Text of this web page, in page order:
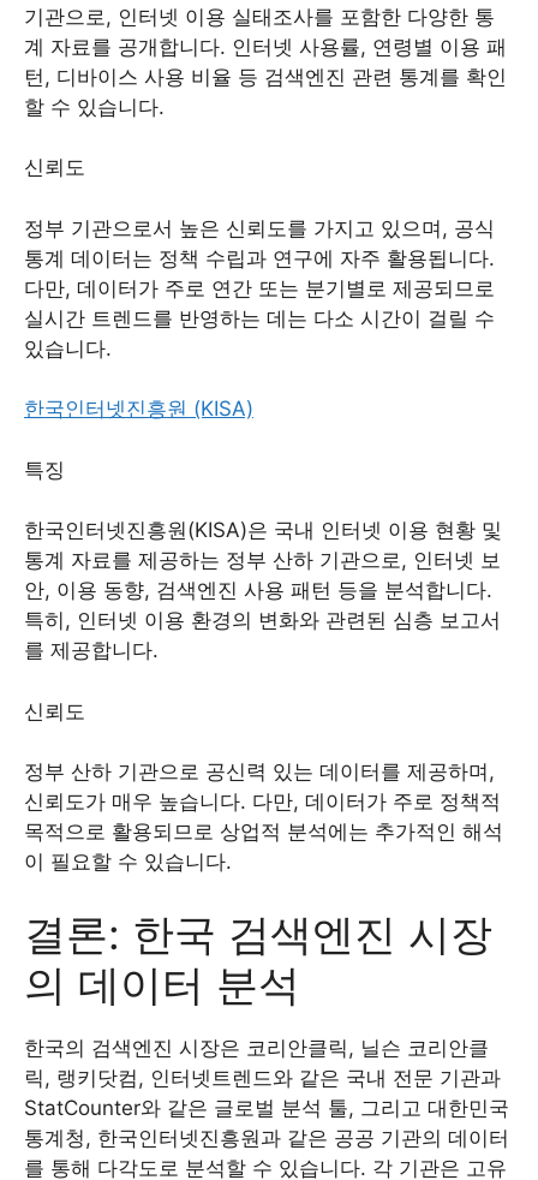
기관으로, 인터넷 이용 실태조사를 포함한 다양한 통
계 자료를 공개합니다. 인터넷 사용률, 연령별 이용 패
턴, 디바이스 사용 비율 등 검색엔진 관련 통계를 확인
할 수 있습니다.
신뢰도
정부 기관으로서 높은 신뢰도를 가지고 있으며, 공식
통계 데이터는 정책 수립과 연구에 자주 활용됩니다.
다만, 데이터가 주로 연간 또는 분기별로 제공되므로
실시간 트렌드를 반영하는 데는 다소 시간이 걸릴 수
있습니다.
한국인터넷진흥원 (KISA)
특징
한국인터넷진흥원(KISA)은 국내 인터넷 이용 현황 및
통계 자료를 제공하는 정부 산하 기관으로, 인터넷 보
안, 이용 동향, 검색엔진 사용 패턴 등을 분석합니다.
특히, 인터넷 이용 환경의 변화와 관련된 심층 보고서
를 제공합니다.
신뢰도
정부 산하 기관으로 공신력 있는 데이터를 제공하며,
신뢰도가 매우 높습니다. 다만, 데이터가 주로 정책적
목적으로 활용되므로 상업적 분석에는 추가적인 해석
이 필요할 수 있습니다.
결론: 한국 검색엔진 시장
의 데이터 분석
한국의 검색엔진 시장은 코리안클릭, 닐슨 코리안클
릭, 랭키닷컴, 인터넷트렌드와 같은 국내 전문 기관과
StatCounter와 같은 글로벌 분석 툴, 그리고 대한민국
통계청, 한국인터넷진흥원과 같은 공공 기관의 데이터
를 통해 다각도로 분석할 수 있습니다. 각 기관은 고유